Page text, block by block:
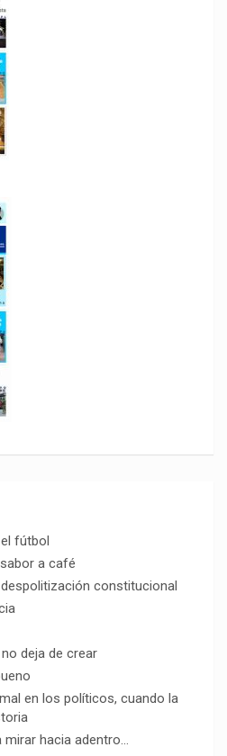
fútbol
a café
constitucional
deja de crear
en los políticos, cuando la
mirar hacia adentro…